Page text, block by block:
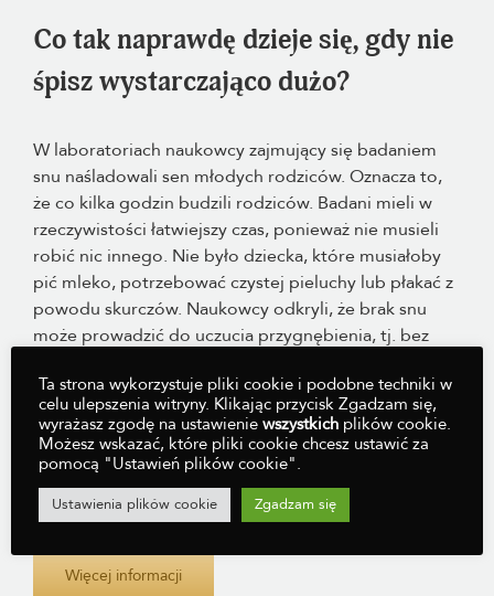
Co tak naprawdę dzieje się, gdy nie
śpisz wystarczająco dużo?
W laboratoriach naukowcy zajmujący się badaniem
snu naśladowali sen młodych rodziców. Oznacza to,
że co kilka godzin budzili rodziców. Badani mieli w
rzeczywistości łatwiejszy czas, ponieważ nie musieli
robić nic innego. Nie było dziecka, które musiałoby
pić mleko, potrzebować czystej pieluchy lub płakać z
powodu skurczów. Naukowcy odkryli, że brak snu
może prowadzić do uczucia przygnębienia, tj. bez
na przykład do CJG, w opracowaniu rutyny snu dla
dzieci.
Rodzice nie muszą wymyślać koła na nowo. Kurs
online Ouders Inc. zawiera najlepsze wskazówki
dotyczące radzenia sobie z brakiem snu.
Więcej informacji
Ta strona wykorzystuje pliki cookie i podobne techniki w
celu ulepszenia witryny. Klikając przycisk Zgadzam się,
wyrażasz zgodę na ustawienie wszystkich plików cookie.
Możesz wskazać, które pliki cookie chcesz ustawić za
pomocą "Ustawień plików cookie".
Ustawienia plików cookie Zgadzam się